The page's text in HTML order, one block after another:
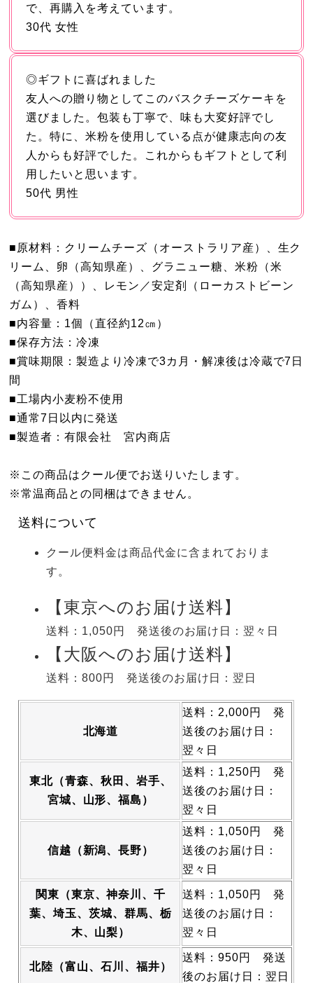
で、再購入を考えています。
30代 女性
◎ギフトに喜ばれました
友人への贈り物としてこのバスクチーズケーキを
選びました。包装も丁寧で、味も大変好評でし
た。特に、米粉を使用している点が健康志向の友
人からも好評でした。これからもギフトとして利
用したいと思います。
50代 男性
■原材料：クリームチーズ（オーストラリア産）、生ク
リーム、卵（高知県産）、グラニュー糖、米粉（米
（高知県産））、レモン／安定剤（ローカストビーン
ガム）、香料
■内容量：1個（直径約12㎝）
■保存方法：冷凍
■賞味期限：製造より冷凍で3カ月・解凍後は冷蔵で7日
間
■工場内小麦粉不使用
■通常7日以内に発送
■製造者：有限会社 宮内商店
※この商品はクール便でお送りいたします。
※常温商品との同梱はできません。
送料について
クール便料金は商品代金に含まれておりま
す。
【東京へのお届け送料】
送料： 1,050円 発送後のお届け日： 翌々日
【大阪へのお届け送料】
送料： 800円 発送後のお届け日： 翌日
北海道
送料： 2,000円
発
送後のお届け日：
翌々日
東北 （青森、秋田、岩手、
宮城、山形、福島）
送料： 1,250円
発
送後のお届け日：
翌々日
信越 （新潟、長野）
送料： 1,050円
発
送後のお届け日：
翌々日
関東 （東京、神奈川、千
葉、埼玉、茨城、群馬、栃
木、山梨）
送料： 1,050円
発
送後のお届け日：
翌々日
北陸 （富山、石川、福井）
送料：950円
発送
後のお届け日： 翌日